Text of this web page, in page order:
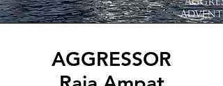
AGGRESSOR